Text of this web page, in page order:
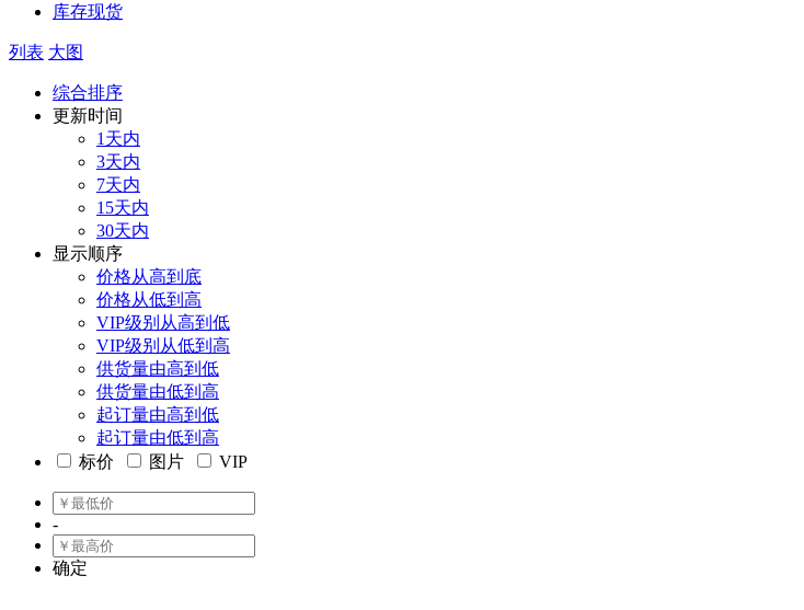
库存现货
列表 大图
综合排序
更新时间
1天内
3天内
7天内
15天内
30天内
显示顺序
价格从高到底
价格从低到高
VIP级别从高到低
VIP级别从低到高
供货量由高到低
供货量由低到高
起订量由高到低
起订量由低到高
标价
图片 VIP
-
确定